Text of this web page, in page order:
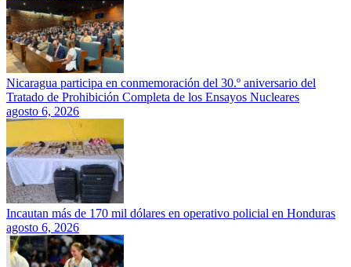
Nicaragua participa en conmemoración del 30.º aniversario del
Tratado de Prohibición Completa de los Ensayos Nucleares
agosto 6, 2026
Incautan más de 170 mil dólares en operativo policial en Honduras
agosto 6, 2026